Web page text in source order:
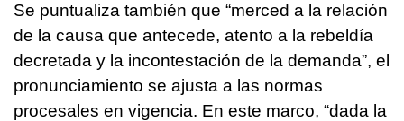
Se puntualiza también que “merced a la relación
de la causa que antecede, atento a la rebeldía
decretada y la incontestación de la demanda”, el
pronunciamiento se ajusta a las normas
procesales en vigencia. En este marco, “dada la